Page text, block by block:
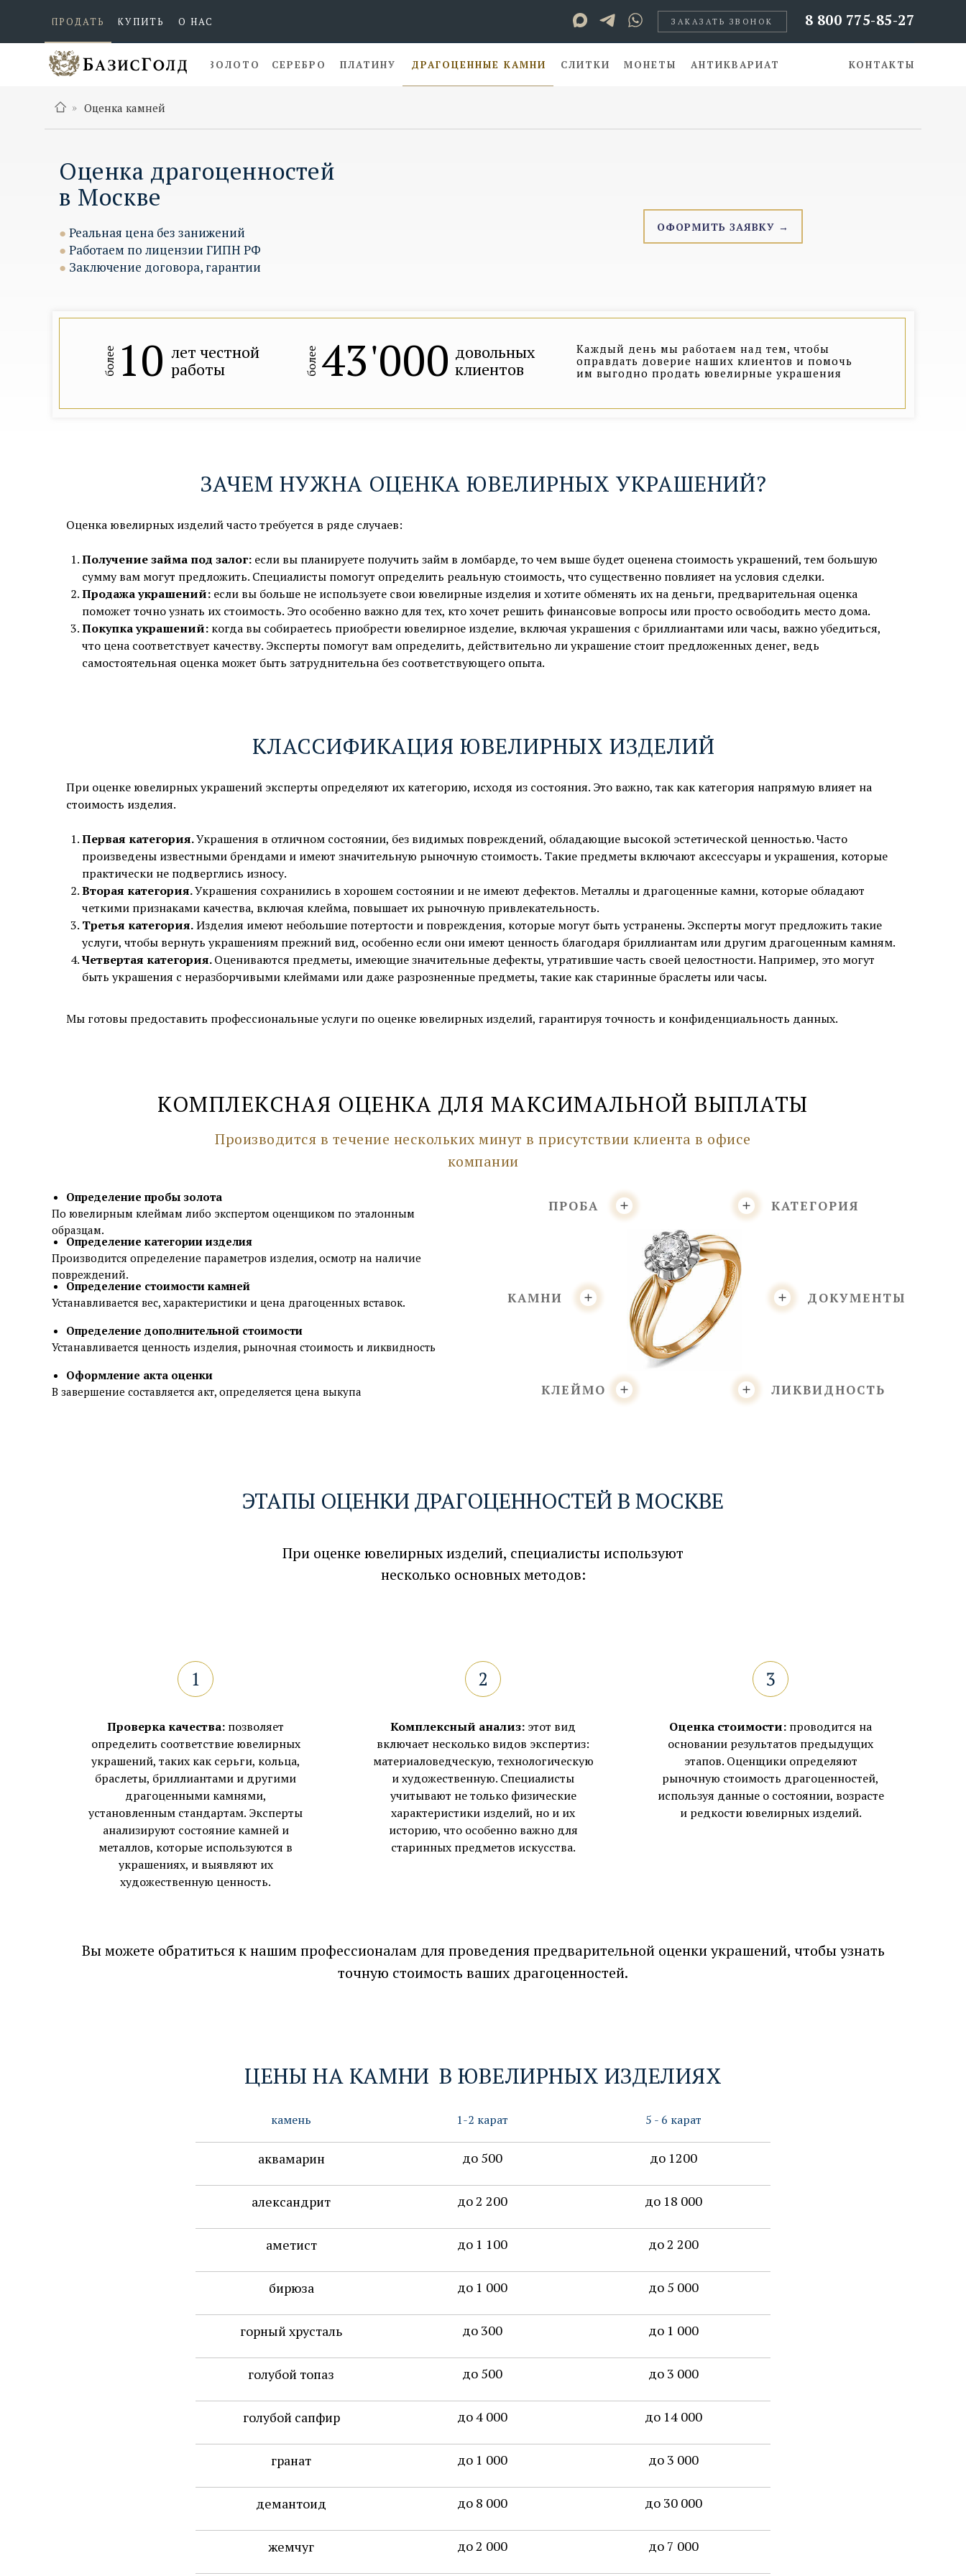
8 800 775-85-27
ПРОДАТЬ КУПИТЬ ЗАКАЗАТЬ ЗВОНОК
О НАС
ЗОЛОТО СЕРЕБРО ПЛАТИНУ СЛИТКИ МОНЕТЫ АНТИКВАРИАТ КОНТАКТЫ
ДРАГОЦЕННЫЕ КАМНИ
Оценка камней
»
Оценка драгоценностей
в Москве
● Реальная цена без занижений
● Работаем по лицензии ГИПН РФ
● Заключение договора, гарантии
ОФОРМИТЬ ЗАЯВКУ →
10
Каждый день мы работаем над тем, чтобы
оправдать доверие наших клиентов и помочь
им выгодно продать ювелирные украшения
лет честной
работы
м. Курская, 3 мин. пешком
м. Киевская, 1 мин. пешком
Показать на карте →
43'000
более
довольных
клиентов
более
8 800 775-85-27
ЗАЧЕМ НУЖНА ОЦЕНКА ЮВЕЛИРНЫХ УКРАШЕНИЙ?
Оценка ювелирных изделий часто требуется в ряде случаев:
Получение займа под залог: если вы планируете получить займ в ломбарде, то чем выше будет оценена стоимость украшений, тем большую
сумму вам могут предложить. Специалисты помогут определить реальную стоимость, что существенно повлияет на условия сделки.
Продажа украшений: если вы больше не используете свои ювелирные изделия и хотите обменять их на деньги, предварительная оценка
поможет точно узнать их стоимость. Это особенно важно для тех, кто хочет решить финансовые вопросы или просто освободить место дома.
Покупка украшений: когда вы собираетесь приобрести ювелирное изделие, включая украшения с бриллиантами или часы, важно убедиться,
что цена соответствует качеству. Эксперты помогут вам определить, действительно ли украшение стоит предложенных денег, ведь
самостоятельная оценка может быть затруднительна без соответствующего опыта.
КЛАССИФИКАЦИЯ ЮВЕЛИРНЫХ ИЗДЕЛИЙ
При оценке ювелирных украшений эксперты определяют их категорию, исходя из состояния. Это важно, так как категория напрямую влияет на
стоимость изделия.
Первая категория.Украшения в отличном состоянии, без видимых повреждений, обладающие высокой эстетической ценностью. Часто
произведены известными брендами и имеют значительную рыночную стоимость. Такие предметы включают аксессуары и украшения, которые
практически не подверглись износу.
Вторая категория.Украшения сохранились в хорошем состоянии и не имеют дефектов. Металлы и драгоценные камни, которые обладают
четкими признаками качества, включая клейма, повышает их рыночную привлекательность.
Третья категория.Изделия имеют небольшие потертости и повреждения, которые могут быть устранены. Эксперты могут предложить такие
услуги, чтобы вернуть украшениям прежний вид, особенно если они имеют ценность благодаря бриллиантам или другим драгоценным камням.
Четвертая категория.Оцениваются предметы, имеющие значительные дефекты, утратившие часть своей целостности. Например, это могут
быть украшения с неразборчивыми клеймами или даже разрозненные предметы, такие как старинные браслеты или часы.
Мы готовы предоставить профессиональные услуги по оценке ювелирных изделий, гарантируя точность и конфиденциальность данных.
КОМПЛЕКСНАЯ ОЦЕНКА ДЛЯ МАКСИМАЛЬНОЙ ВЫПЛАТЫ
КАМНИ
КАТЕГОРИЯ
ДОКУМЕНТЫ
КЛЕЙМО ЛИКВИДНОСТЬ
ПРОБА
Производится в течение нескольких минут в присутствии клиента в офисе
компании
Определение пробы золота
По ювелирным клеймам либо экспертом оценщиком по эталонным
образцам.
Определение категории изделия
Производится определение параметров изделия, осмотр на наличие
повреждений.
Определение стоимости камней
Устанавливается вес, характеристики и цена драгоценных вставок.
Определение дополнительной стоимости
Устанавливается ценность изделия, рыночная стоимость и ликвидность
Оформление акта оценки
В завершение составляется акт, определяется цена выкупа
ЭТАПЫ ОЦЕНКИ ДРАГОЦЕННОСТЕЙ В МОСКВЕ
При оценке ювелирных изделий, специалисты используют
несколько основных методов:
Проверка качества: позволяет
определить соответствие ювелирных
украшений, таких как серьги, кольца,
браслеты, бриллиантами и другими
драгоценными камнями,
установленным стандартам. Эксперты
анализируют состояние камней и
металлов, которые используются в
украшениях, и выявляют их
художественную ценность.
Комплексный анализ: этот вид
включает несколько видов экспертиз:
материаловедческую, технологическую
и художественную. Специалисты
учитывают не только физические
характеристики изделий, но и их
историю, что особенно важно для
старинных предметов искусства.
Оценка стоимости: проводится на
основании результатов предыдущих
этапов. Оценщики определяют
рыночную стоимость драгоценностей,
используя данные о состоянии, возрасте
и редкости ювелирных изделий.
Вы можете обратиться к нашим профессионалам для проведения предварительной оценки украшений, чтобы узнать
точную стоимость ваших драгоценностей.
ЦЕНЫ НА КАМНИ В ЮВЕЛИРНЫХ ИЗДЕЛИЯХ
камень 1-2 карат 5 - 6 карат
аквамарин до 500 до 1200
александрит до 2 200 до 18 000
аметист до 1 100 до 2 200
бирюза до 1 000 до 5 000
горный хрусталь до 300 до 1 000
голубой топаз до 500 до 3 000
голубой сапфир до 4 000 до 14 000
гранат до 1 000 до 3 000
демантоид до 8 000 до 30 000
жемчуг до 2 000 до 7 000